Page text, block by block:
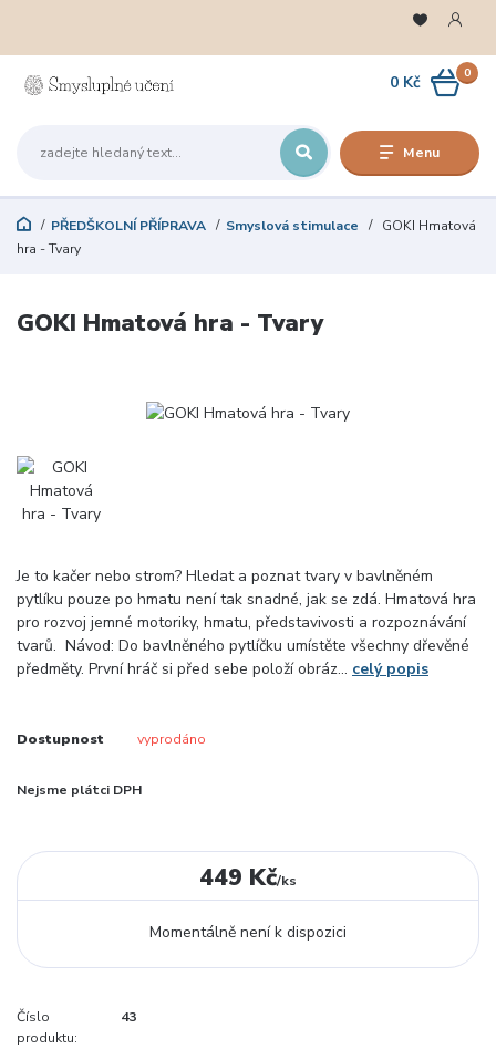
Menu
0
0 Kč
PŘEDŠKOLNÍ PŘÍPRAVA Smyslová stimulace
GOKI Hmatová
hra - Tvary
GOKI Hmatová hra - Tvary
Je to kačer nebo strom? Hledat a poznat tvary v bavlněném
pytlíku pouze po hmatu není tak snadné, jak se zdá. Hmatová hra
pro rozvoj jemné motoriky, hmatu, představivosti a rozpoznávání
tvarů. Návod: Do bavlněného pytlíčku umístěte všechny dřevěné
předměty. První hráč si před sebe položí obráz... celý popis
Dostupnost vyprodáno
Nejsme plátci DPH
449 Kč/ks
Momentálně není k dispozici
Číslo
produktu:
43